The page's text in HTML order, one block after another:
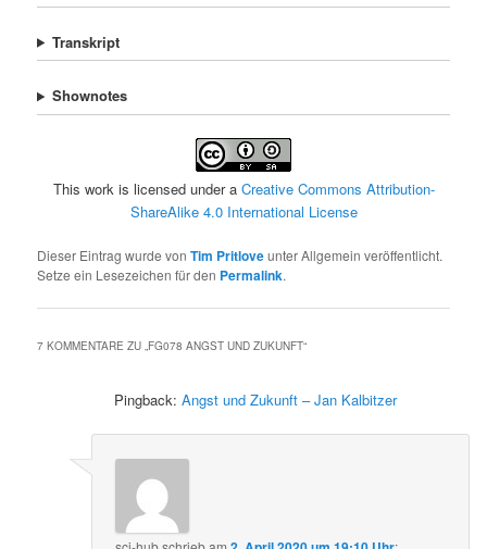
Transkript
Shownotes
This work is licensed under a Creative Commons Attribution-
ShareAlike 4.0 International License
Dieser Eintrag wurde vonTim Pritloveunter Allgemein veröffentlicht.
Setze ein Lesezeichen für den Permalink.
7 KOMMENTARE ZU „FG078 ANGST UND ZUKUNFT“
Pingback:Angst und Zukunft – Jan Kalbitzer